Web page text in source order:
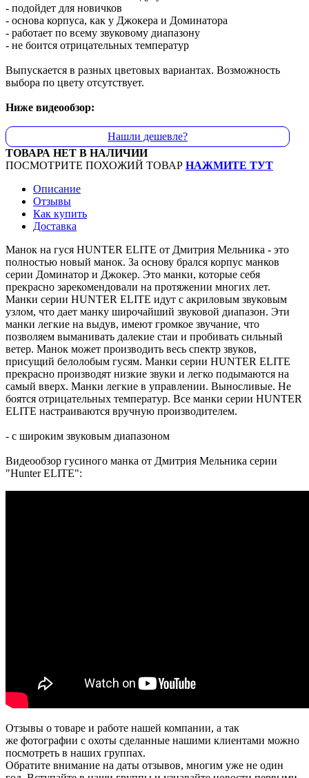
- подойдет для новичков
- основа корпуса, как у Джокера и Доминатора
- работает по всему звуковому диапазону
- не боится отрицательных температур
Выпускается в разных цветовых вариантах. Возможность
выбора по цвету отсутствует.
Ниже видеообзор:
Нашли дешевле?
ТОВАРА НЕТ В НАЛИЧИИ
ПОСМОТРИТЕ ПОХОЖИЙ ТОВАР НАЖМИТЕ ТУТ
Описание
Отзывы
Как купить
Доставка
Манок на гуся HUNTER ELITE от Дмитрия Мельника - это
полностью новый манок. За основу брался корпус манков
серии Доминатор и Джокер. Это манки, которые себя
прекрасно зарекомендовали на протяжении многих лет.
Манки серии HUNTER ELITE идут с акриловым звуковым
узлом, что дает манку широчайший звуковой диапазон. Эти
манки легкие на выдув, имеют громкое звучание, что
позволяем выманивать далекие стаи и пробивать сильный
ветер. Манок может производить весь спектр звуков,
присущий белолобым гусям. Манки серии HUNTER ELITE
прекрасно производят низкие звуки и легко подымаются на
самый вверх. Манки легкие в управлении. Выносливые. Не
боятся отрицательных температур. Все манки серии HUNTER
ELITE настраиваются вручную производителем.
- с широким звуковым диапазоном
Видеообзор гусиного манка от Дмитрия Мельника серии
"Hunter ELITE":
Отзывы о товаре и работе нашей компании, а так
же фотографии с охоты сделанные нашими клиентами можно
посмотреть в наших группах.
Обратите внимание на даты отзывов, многим уже не один